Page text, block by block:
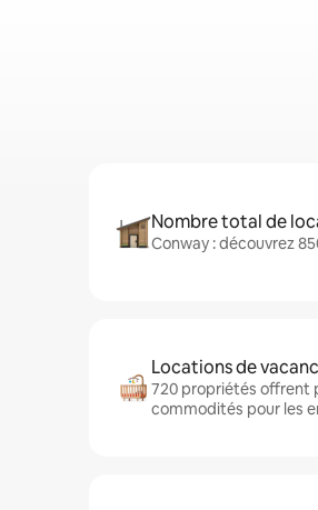
Nombre total de
Conway : découvrez
Locations de
720 propriétés offrent
commodités pour les